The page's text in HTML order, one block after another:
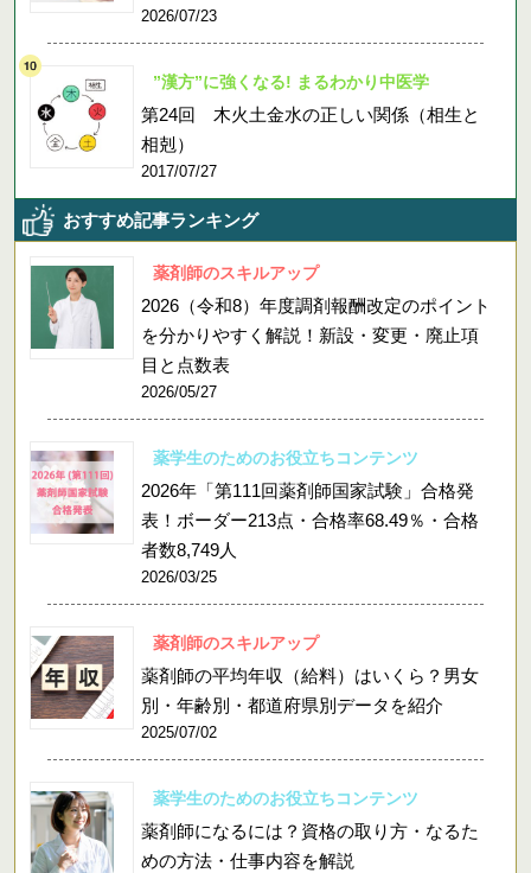
2026/07/23
”漢方”に強くなる! まるわかり中医学
第24回 木火土金水の正しい関係（相生と
相剋）
2017/07/27
おすすめ記事ランキング
薬剤師のスキルアップ
2026（令和8）年度調剤報酬改定のポイント
を分かりやすく解説！新設・変更・廃止項
目と点数表
2026/05/27
薬学生のためのお役立ちコンテンツ
2026年「第111回薬剤師国家試験」合格発
表！ボーダー213点・合格率68.49％・合格
者数8,749人
2026/03/25
薬剤師のスキルアップ
薬剤師の平均年収（給料）はいくら？男女
別・年齢別・都道府県別データを紹介
2025/07/02
薬学生のためのお役立ちコンテンツ
薬剤師になるには？資格の取り方・なるた
めの方法・仕事内容を解説